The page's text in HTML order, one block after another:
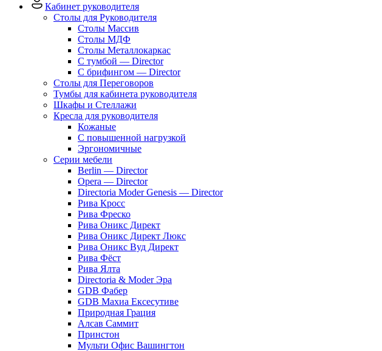
Кабинет руководителя
Столы для Руководителя
Столы Массив
Столы МДФ
Столы Металлокаркас
С тумбой — Director
C брифингом — Director
Столы для Переговоров
Тумбы для кабинета руководителя
Шкафы и Стеллажи
Кресла для руководителя
Кожаные
С повышенной нагрузкой
Эргономичные
Серии мебели
Berlin — Director
Opera — Director
Directoria Moder Genesis — Director
Рива Кросс
Рива Фреско
Рива Оникс Директ
Рива Оникс Директ Люкс
Рива Оникс Вуд Директ
Рива Фёст
Рива Ялта
Directoria & Moder Эра
GDB Фабер
GDB Махиа Ексесутиве
Природная Грация
Алсав Саммит
Принстон
Мульти Офис Вашингтон